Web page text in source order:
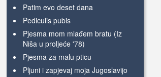
Patim evo deset dana
Pediculis pubis
Pjesma mom mlađem bratu (Iz
Niša u proljeće '78)
Pjesma za malu pticu
Pljuni i zapjevaj moja Jugoslavijo